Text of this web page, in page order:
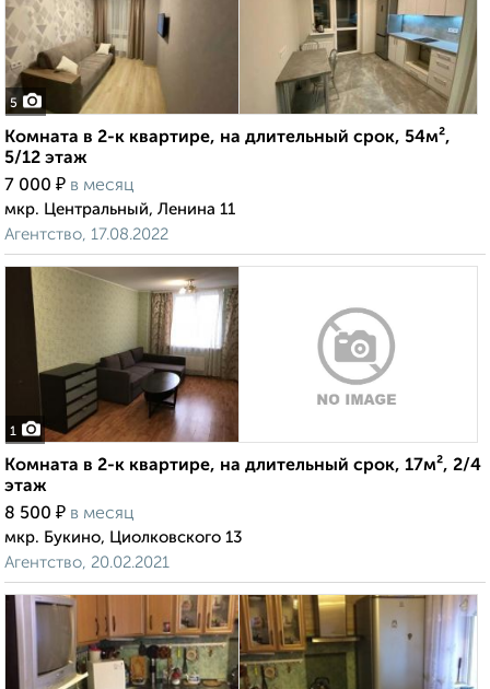
5
Комната в 2-к квартире, на длительный срок, 54м²,
5/12 этаж
7 000 ₽ в месяц
мкр. Центральный, Ленина 11
Агентство, 17.08.2022
1
Комната в 2-к квартире, на длительный срок, 17м², 2/4
этаж
8 500 ₽ в месяц
мкр. Букино, Циолковского 13
Агентство, 20.02.2021